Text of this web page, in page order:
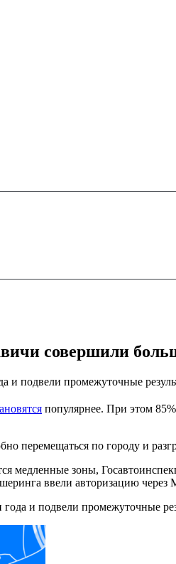
совершили
и подвели промежуточные
популярнее. При этом
перемещаться по городу и
медленные зоны,
ввели авторизацию
и подвели промежуточные